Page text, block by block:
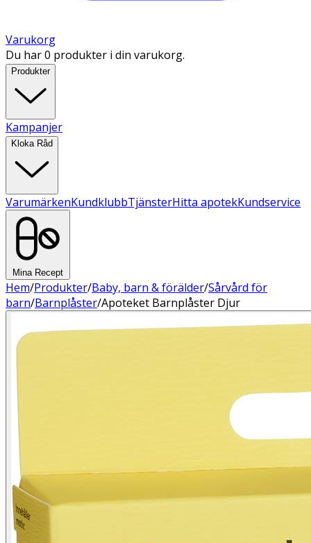
Varukorg
Du har 0 produkter i din varukorg.
Produkter
Kampanjer
Kloka Råd
VarumärkenKundklubbTjänsterHitta apotekKundservice
Mina Recept
Hem/Produkter/Baby, barn & förälder/Sårvård för
barn/Barnplåster/Apoteket Barnplåster Djur